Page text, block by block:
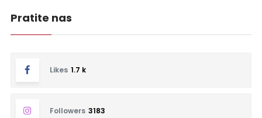
Pratite nas
Likes 1.7 k
Followers 3183